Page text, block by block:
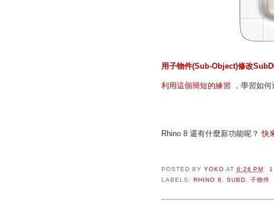
用子物件(Sub-Object)修改
利用這個簡短的練習 ，學習如何
Rhino 8 還有什麼新功能呢？快
POSTED BY YOKO AT 6:26 PM
LABELS: RHINO 8 SUBD 子物件